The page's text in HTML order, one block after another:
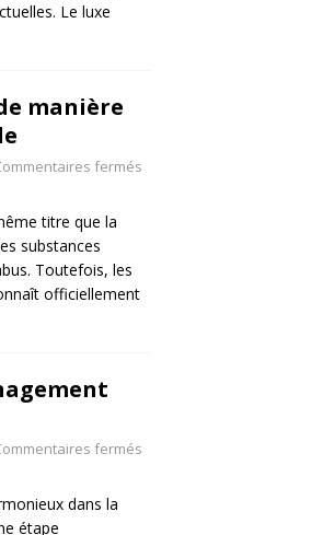
Le luxe
manière
fermés
titre que la
substances
Toutefois, les
officiellement
fermés
dans la
étape